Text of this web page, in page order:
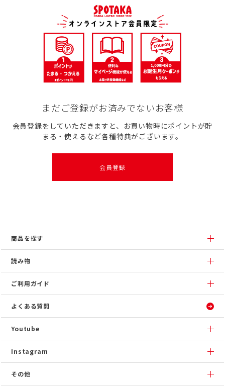
まだご登録がお済みでないお客様
会員登録をしていただきますと、お買い物時にポイントが貯
まる・使えるなど各種特典がございます。
会員登録
商品を探す
読み物
ご利用ガイド
よくある質問
Youtube
Instagram
その他